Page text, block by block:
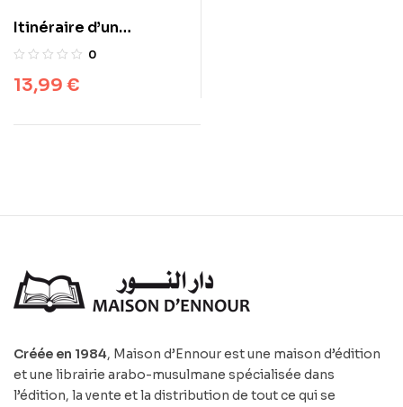
Itinéraire d’un
Mouhajir
0
13,99 €
Créée en 1984, Maison d’Ennour est une maison d’édition
et une librairie arabo-musulmane spécialisée dans
l’édition, la vente et la distribution de tout ce qui se